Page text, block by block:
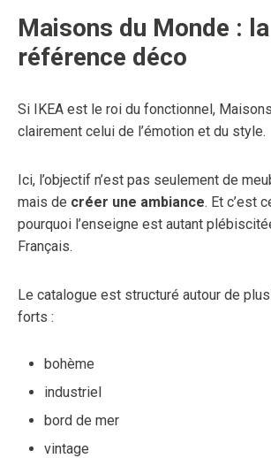
Maisons du Monde : la
référence déco
Si IKEA est le roi du fonctionnel,
clairement celui de l’émotion et du style.
Ici, l’objectif n’est pas seulement de
mais de créer une ambiance. Et c’est
pourquoi l’enseigne est autant
Français.
Le catalogue est structuré autour de
forts :
bohème
industriel
bord de mer
vintage